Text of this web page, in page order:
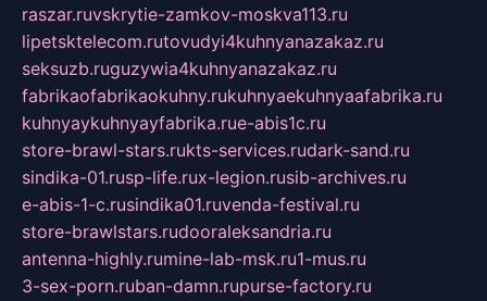
raszar.ruvskrytie-zamkov-moskva113.ru
lipetsktelecom.rutovudyi4kuhnyanazakaz.ru
seksuzb.ruguzywia4kuhnyanazakaz.ru
fabrikaofabrikaokuhny.rukuhnyaekuhnyaafabrika.ru
kuhnyaykuhnyayfabrika.rue-abis1c.ru
store-brawl-stars.rukts-services.rudark-sand.ru
sindika-01.rusp-life.rux-legion.rusib-archives.ru
e-abis-1-c.rusindika01.ruvenda-festival.ru
store-brawlstars.rudooraleksandria.ru
antenna-highly.rumine-lab-msk.ru1-mus.ru
3-sex-porn.ruban-damn.rupurse-factory.ru